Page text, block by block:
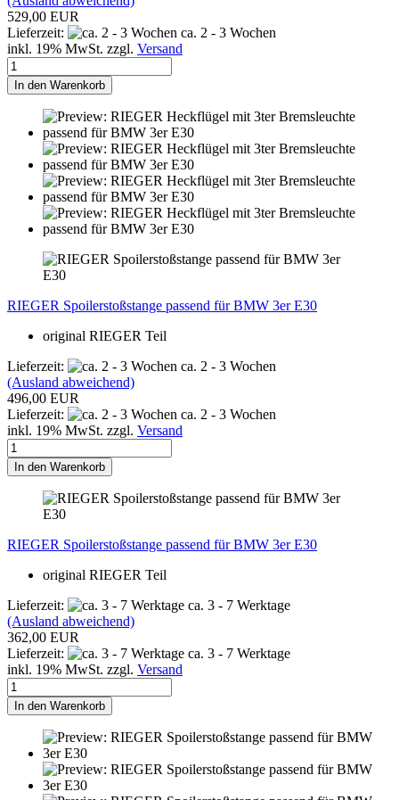
529,00 EUR
Lieferzeit:
ca. 2 - 3 Wochen
inkl. 19% MwSt. zzgl. Versand
In den Warenkorb
RIEGER Spoilerstoßstange passend für BMW 3er E30
original RIEGER Teil
Lieferzeit:
ca. 2 - 3 Wochen
(Ausland abweichend)
496,00 EUR
Lieferzeit:
ca. 2 - 3 Wochen
inkl. 19% MwSt. zzgl. Versand
In den Warenkorb
RIEGER Spoilerstoßstange passend für BMW 3er E30
original RIEGER Teil
Lieferzeit:
ca. 3 - 7 Werktage
(Ausland abweichend)
362,00 EUR
Lieferzeit:
ca. 3 - 7 Werktage
inkl. 19% MwSt. zzgl. Versand
In den Warenkorb